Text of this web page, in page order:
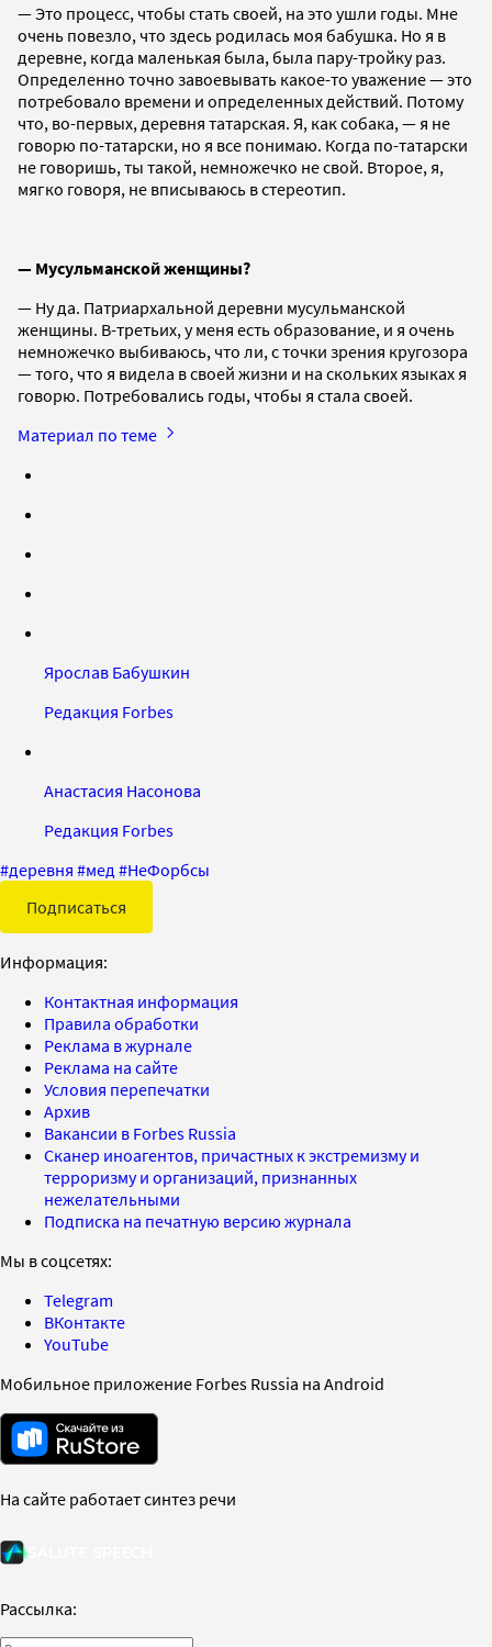
— Это процесс, чтобы стать своей, на это ушли годы. Мне
очень повезло, что здесь родилась моя бабушка. Но я в
деревне, когда маленькая была, была пару-тройку раз.
Определенно точно завоевывать какое-то уважение — это
потребовало времени и определенных действий. Потому
что, во-первых, деревня татарская. Я, как собака, — я не
говорю по-татарски, но я все понимаю. Когда по-татарски
не говоришь, ты такой, немножечко не свой. Второе, я,
мягко говоря, не вписываюсь в стереотип.
— Мусульманской женщины?
— Ну да. Патриархальной деревни мусульманской
женщины. В-третьих, у меня есть образование, и я очень
немножечко выбиваюсь, что ли, с точки зрения кругозора
— того, что я видела в своей жизни и на скольких языках я
говорю. Потребовались годы, чтобы я стала своей.
Материал по теме
Ярослав Бабушкин
Редакция Forbes
Анастасия Насонова
Редакция Forbes
#деревня #мед #НеФорбсы
Подписаться
Информация:
Контактная информация
Правила обработки
Реклама в журнале
Реклама на сайте
Условия перепечатки
Архив
Вакансии в Forbes Russia
Сканер иноагентов, причастных к экстремизму и
терроризму и организаций, признанных
нежелательными
Подписка на печатную версию журнала
Мы в соцсетях:
Telegram
ВКонтакте
YouTube
Мобильное приложение Forbes Russia на Android
На сайте работает синтез речи
Рассылка: